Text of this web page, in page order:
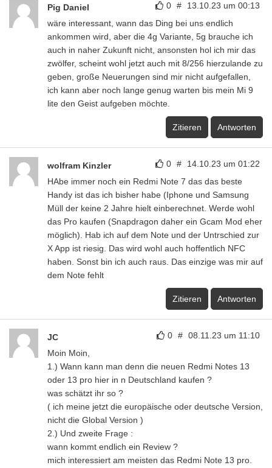
0 # 13.10.23 um 00:13
Pig Daniel
wäre interessant, wann das Ding bei uns endlich
ankommen wird, aber die 4g Variante, 5g brauche ich
auch in naher Zukunft nicht, ansonsten hol ich mir das
zwölfer, scheint wohl jetzt auch mit 8/256 hierzulande zu
geben, große Neuerungen sind mir nicht aufgefallen,
ich kann aber noch lange genug warten bis mein Mi 9
lite den Geist aufgeben möchte.
Zitieren Antworten
0 # 14.10.23 um 01:22
wolfram Kinzler
HAbe immer noch ein Redmi Note 7 das das beste
Handy ist das ich bisher habe (Iphone und Samsung
Müll der keine 2 Jahre hielt einberechnet. Werde wohl
das Pro kaufen (Snapdragon daher ein Gcam Mod eher
möglich). Hab ich auf dem Note und der Untrschied zur
X App ist riesig. Das wird wohl auch hoffentlich NFC
haben. Sonst bin ich auch raus. Das einzige was mir auf
dem Note fehlt
Zitieren Antworten
0 # 08.11.23 um 11:10
JC
Moin Moin,
1.) Wann kann man denn die neuen Redmi Notes 13
oder 13 pro hier in n Deutschland kaufen ?
was schätzt ihr so ?
( ich meine jetzt die europäische oder deutsche Version,
nicht die Global Version )
2.) Und zweite Frage :
wann kommt endlich ein Review ?
mich interessiert am meisten das Redmi Note 13 pro.